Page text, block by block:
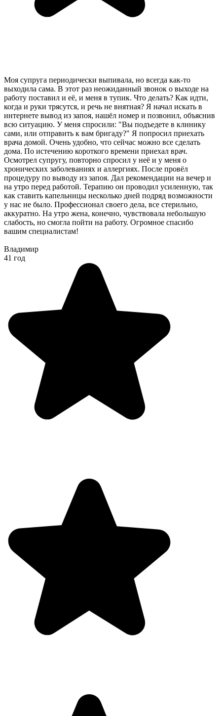
Моя супруга периодически выпивала, но всегда как-то
выходила сама. В этот раз неожиданный звонок о выходе на
работу поставил и её, и меня в тупик. Что делать? Как идти,
когда и руки трясутся, и речь не внятная? Я начал искать в
интернете вывод из запоя, нашёл номер и позвонил, объяснив
всю ситуацию. У меня спросили: "Вы подъедете в клинику
сами, или отправить к вам бригаду?" Я попросил приехать
врача домой. Очень удобно, что сейчас можно все сделать
дома. По истечению короткого времени приехал врач.
Осмотрел супругу, повторно спросил у неё и у меня о
хронических заболеваниях и аллергиях. После провёл
процедуру по выводу из запоя. Дал рекомендации на вечер и
на утро перед работой. Терапию он проводил усиленную, так
как ставить капельницы несколько дней подряд возможности
у нас не было. Профессионал своего дела, все стерильно,
аккуратно. На утро жена, конечно, чувствовала небольшую
слабость, но смогла пойти на работу. Огромное спасибо
вашим специалистам!
Владимир
41 год